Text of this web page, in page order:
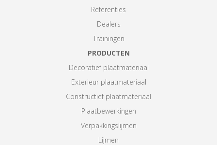
Referenties
Dealers
Trainingen
PRODUCTEN
Decoratief plaatmateriaal
Exterieur plaatmateriaal
Constructief plaatmateriaal
Plaatbewerkingen
Verpakkingslijmen
Lijmen